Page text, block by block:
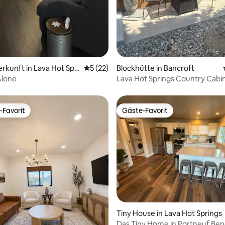
in Lava Hot Spri Durchschnittliche Bewertung: 5 von 5,
5 (22)
Blockhütte in Bancroft
Lava Hot Springs Country
Favorit.
Favorit Gäste-Favorit
Gäste-Favorit
Tiny House in Lava Hot Springs